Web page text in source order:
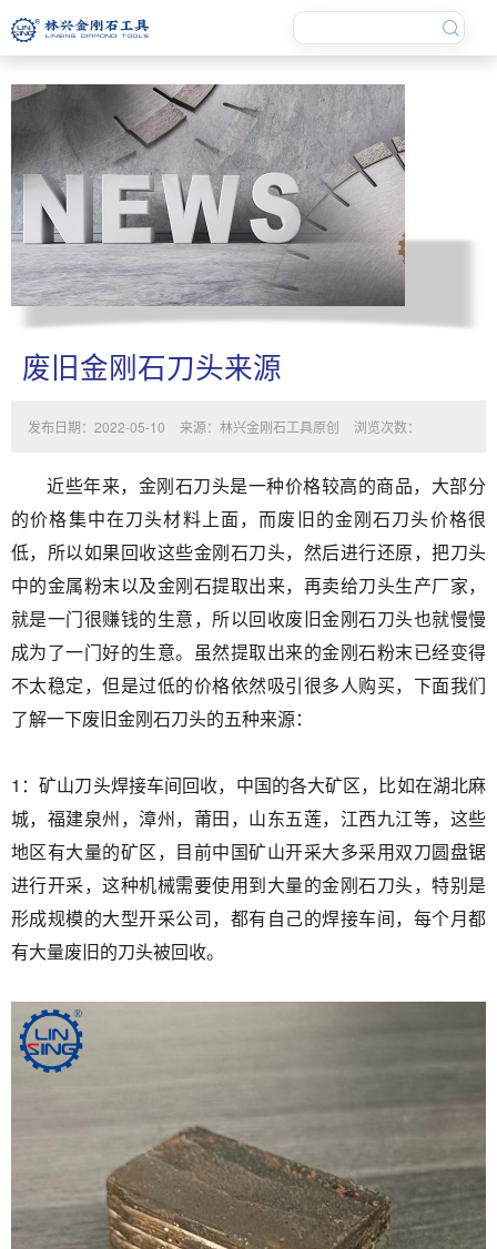
废旧金刚石刀头来源
发布日期：2022-05-10 来源：林兴金刚石工具原创 浏览次数：
近些年来，金刚石刀头是一种价格较高的商品，大部分
的价格集中在刀头材料上面，而废旧的金刚石刀头价格很
低，所以如果回收这些金刚石刀头，然后进行还原，把刀头
中的金属粉末以及金刚石提取出来，再卖给刀头生产厂家，
就是一门很赚钱的生意，所以回收废旧金刚石刀头也就慢慢
成为了一门好的生意。虽然提取出来的金刚石粉末已经变得
不太稳定，但是过低的价格依然吸引很多人购买，下面我们
了解一下废旧金刚石刀头的五种来源：
1：矿山刀头焊接车间回收，中国的各大矿区，比如在湖北麻
城，福建泉州，漳州，莆田，山东五莲，江西九江等，这些
地区有大量的矿区，目前中国矿山开采大多采用双刀圆盘锯
进行开采，这种机械需要使用到大量的金刚石刀头，特别是
形成规模的大型开采公司，都有自己的焊接车间，每个月都
有大量废旧的刀头被回收。